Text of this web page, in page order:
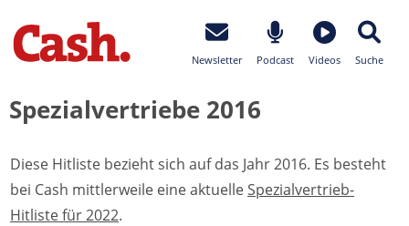
Newsletter Podcast Videos Suche
Spezialvertriebe 2016
Diese Hitliste bezieht sich auf das Jahr 2016. Es besteht
bei Cash mittlerweile eine aktuelleSpezialvertrieb-
Hitliste für 2022.